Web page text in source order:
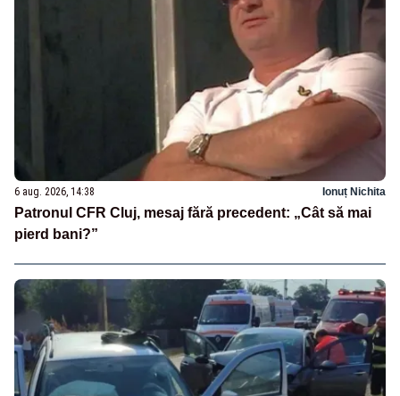
6 aug. 2026, 14:38 Ionuț Nichita
Patronul CFR Cluj, mesaj fără precedent: „Cât să mai
pierd bani?”